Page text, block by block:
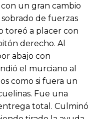
un gran cambio
de fuerzas
toreó a placer con
derecho. Al
abajo con
el murciano al
como si fuera un
Fue una
total. Culminó